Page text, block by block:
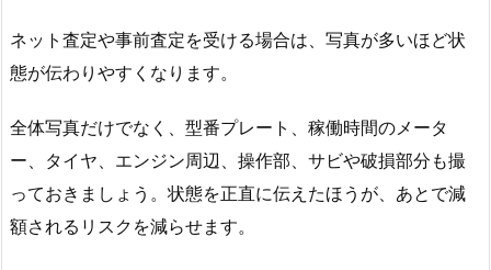
ネット査定や事前査定を受ける場合は、写真が多いほど状
態が伝わりやすくなります。
全体写真だけでなく、型番プレート、稼働時間のメータ
ー、タイヤ、エンジン周辺、操作部、サビや破損部分も撮
っておきましょう。状態を正直に伝えたほうが、あとで減
額されるリスクを減らせます。